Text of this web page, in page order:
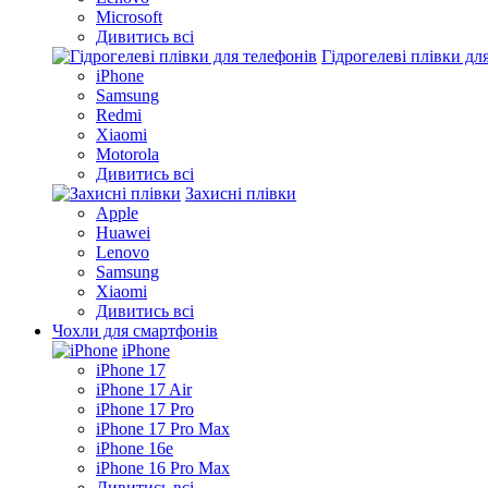
Microsoft
Дивитись всі
Гідрогелеві плівки
iPhone
Samsung
Redmi
Xiaomi
Motorola
Дивитись всі
Захисні плівки
Apple
Huawei
Lenovo
Samsung
Xiaomi
Дивитись всі
Чохли для смартфонів
iPhone
iPhone 17
iPhone 17 Air
iPhone 17 Pro
iPhone 17 Pro Max
iPhone 16e
iPhone 16 Pro Max